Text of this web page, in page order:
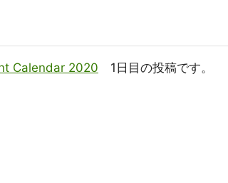
Calendar 2020 1日目の投稿です。